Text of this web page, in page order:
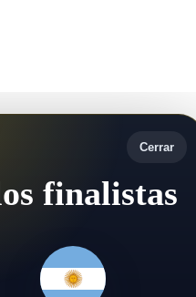
Cerrar
finalistas